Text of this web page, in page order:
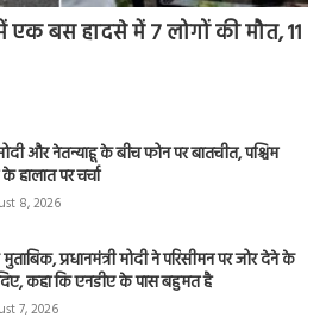
बस हादसे में 7 लोगों की मौत, 11
और नेतन्याहू के बीच फोन पर बातचीत, पश्चिम
हालात पर चर्चा
8, 2026
प्रधानमंत्री मोदी ने परिसीमन पर जोर देने के
कहा कि एनडीए के पास बहुमत है
7, 2026